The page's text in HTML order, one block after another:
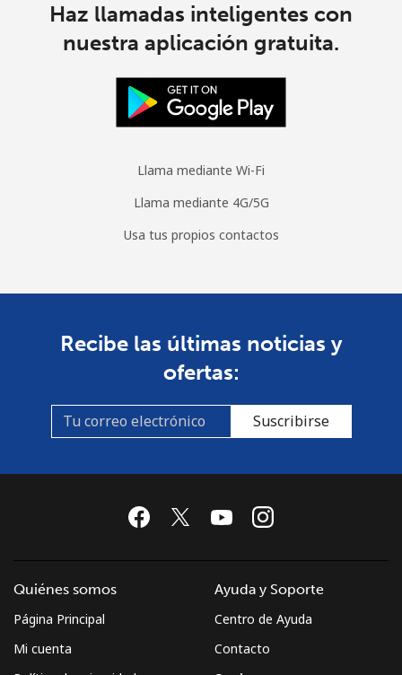
Haz llamadas inteligentes con
nuestra aplicación gratuita.
Llama mediante Wi-Fi
Llama mediante 4G/5G
Usa tus propios contactos
Recibe las últimas noticias y
ofertas:
Suscribirse
Quiénes somos
Página Principal
Mi cuenta
Ayuda y Soporte
Centro de Ayuda
Contacto